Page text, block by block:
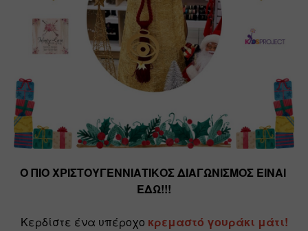
Ο ΠΙΟ ΧΡΙΣΤΟΥΓΕΝΝΙΑΤΙΚΟΣ ΔΙΑΓΩΝΙΣΜΟΣ ΕΙΝΑΙ
ΕΔΩ!!!
Κερδίστε ένα υπέροχο κρεμαστό γουράκι μάτι!